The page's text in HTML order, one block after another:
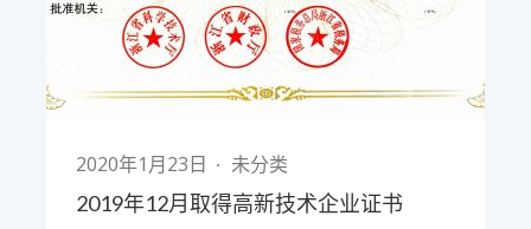
2020年1月23日
未分类
2019年12月取得高新技术企业证书